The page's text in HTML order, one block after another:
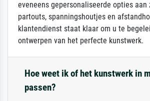
eveneens gepersonaliseerde opties aan
partouts, spanningshoutjes en
klantendienst staat klaar om u te
ontwerpen van het perfecte kunstwerk.
Hoe weet ik of het kunstwerk in
passen?